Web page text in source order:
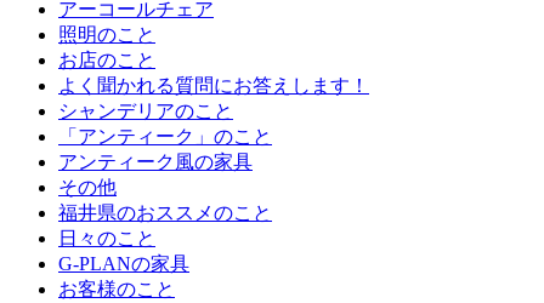
アーコールチェア
照明のこと
お店のこと
よく聞かれる質問にお答えします！
シャンデリアのこと
「アンティーク」のこと
アンティーク風の家具
その他
福井県のおススメのこと
日々のこと
G-PLANの家具
お客様のこと